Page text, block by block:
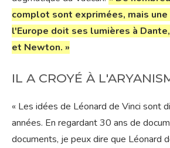
complot sont exprimées, mais
l'Europe doit ses lumières à
et Newton. »
IL A CROYÉ À
« Les idées de Léonard de Vinci sont
années. En regardant 30 ans de
documents, je peux dire que Léonard